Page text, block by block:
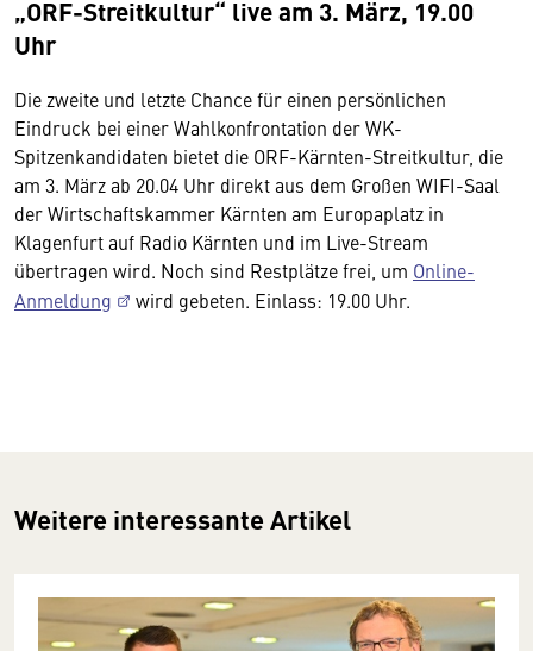
„ORF-Streitkultur“ live am 3. März, 19.00
Uhr
Die zweite und letzte Chance für einen persönlichen
Eindruck bei einer Wahlkonfrontation der WK-
Spitzenkandidaten bietet die ORF-Kärnten-Streitkultur, die
am 3. März ab 20.04 Uhr direkt aus dem Großen WIFI-Saal
der Wirtschaftskammer Kärnten am Europaplatz in
Klagenfurt auf Radio Kärnten und im Live-Stream
übertragen wird. Noch sind Restplätze frei, um Online-
Anmeldung
wird gebeten. Einlass: 19.00 Uhr.
Weitere interessante Artikel